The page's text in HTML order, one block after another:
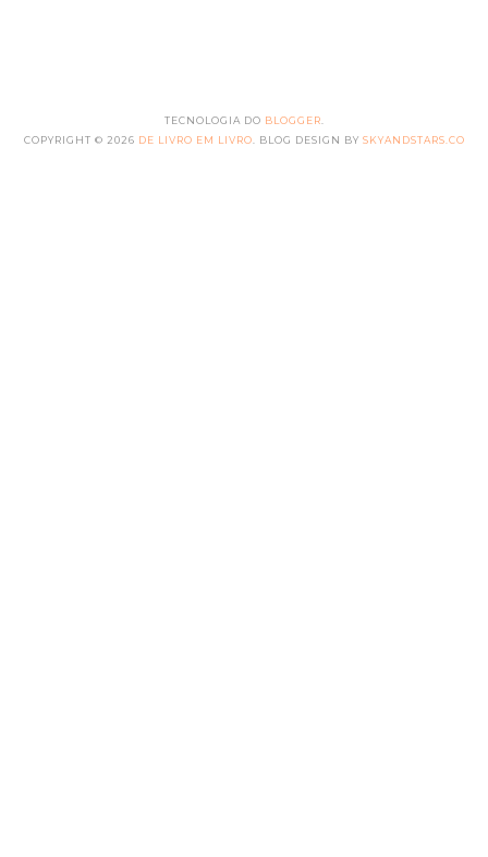
TECNOLOGIA DO BLOGGER.
COPYRIGHT © 2026 DE LIVRO EM LIVRO. BLOG DESIGN BY SKYANDSTARS.CO